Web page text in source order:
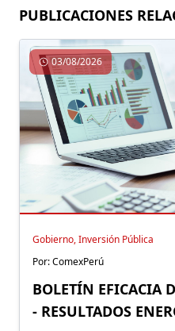
PUBLICACIONES
03/08/2026
Gobierno, Inversión Pública
Por: ComexPerú
BOLETÍN EFICACIA
- RESULTADOS